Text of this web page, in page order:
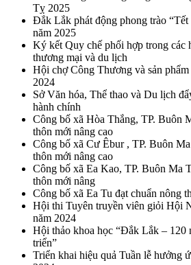
Tỵ 2025
Đắk Lắk phát động phong trào
năm 2025
Ký kết Quy chế phối hợp trong các
thương mại và du lịch
Hội chợ Công Thương và sản
2024
Sở Văn hóa, Thể thao và Du lịch
hành chính
Công bố xã Hòa Thắng, TP. Buôn
thôn mới nâng cao
Công bố xã Cư Êbur , TP. Buôn
thôn mới nâng cao
Công bố xã Ea Kao, TP. Buôn Ma
thôn mới nâng
Công bố xã Ea Tu đạt chuẩn nông
Hội thi Tuyên truyền viên giỏi Hội
năm 2024
Hội thảo khoa học “Đắk Lắk – 120
triển”
Triển khai hiệu quả Tuần lễ hưởng